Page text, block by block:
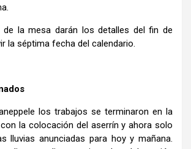
de la mesa darán los detalles del fin de
la séptima fecha del calendario.
los trabajos se terminaron en la
la colocación del aserrín y ahora solo
lluvias anunciadas para hoy y mañana.